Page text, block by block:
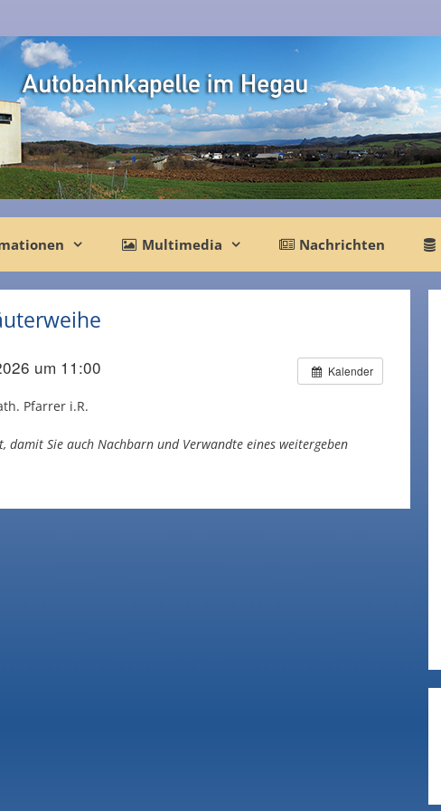
Multimedia Nachrichten
Kalender
um 11:00
Pfarrer i.R.
damit Sie auch Nachbarn und Verwandte eines weitergeben